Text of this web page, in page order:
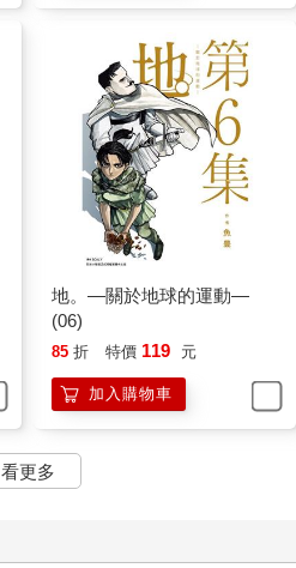
地。—關於地球的運動—
(06)
85 折 特價 119 元
加入購物車
看更多